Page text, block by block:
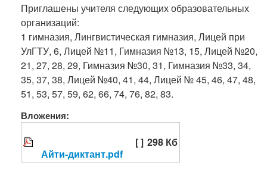
Приглашены учителя следующих образовательных
организаций:
1 гимназия, Лингвистическая гимназия, Лицей при
УлГТУ, 6, Лицей №11, Гимназия №13, 15, Лицей №20,
21, 27, 28, 29, Гимназия №30, 31, Гимназия №33, 34,
35, 37, 38, Лицей №40, 41, 44, Лицей № 45, 46, 47, 48,
51, 53, 57, 59, 62, 66, 74, 76, 82, 83.
Вложения:
Айти-диктант.pdf
[ ] 298 Кб